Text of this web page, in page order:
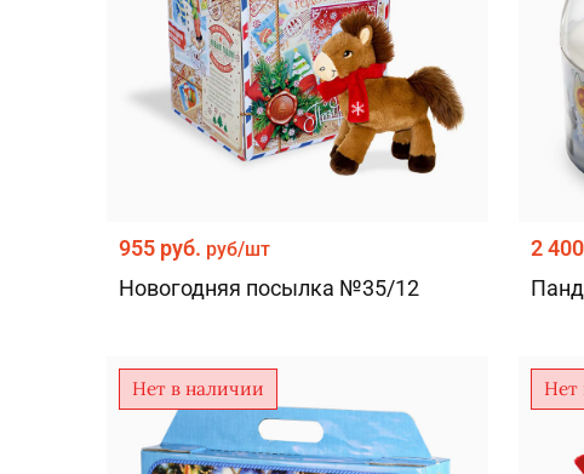
955 руб. руб/шт
Новогодняя посылка №35/12
2
Нет в наличии Нет